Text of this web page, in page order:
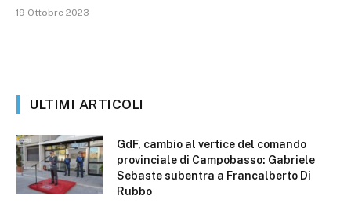
19 Ottobre 2023
ULTIMI ARTICOLI
GdF, cambio al vertice del comando
provinciale di Campobasso: Gabriele
Sebaste subentra a Francalberto Di
Rubbo